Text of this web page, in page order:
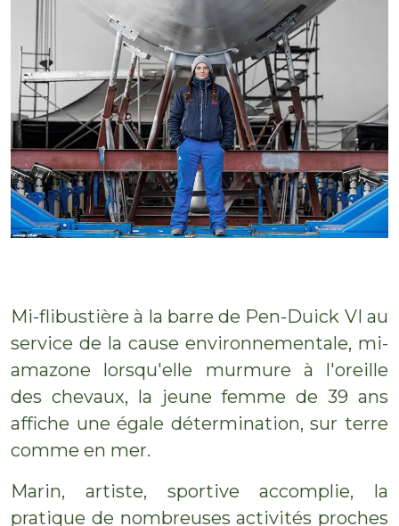
Mi-flibustière à la barre de Pen-Duick VI au
service de la cause environnementale, mi-
amazone lorsqu'elle murmure à l'oreille
des chevaux, la jeune femme de 39 ans
affiche une égale détermination, sur terre
comme en mer.
Marin, artiste, sportive accomplie, la
pratique de nombreuses activités proches